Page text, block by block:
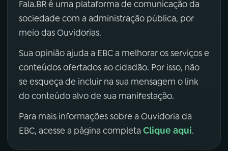
Fala.BR é uma plataforma de comunicação da
sociedade com a administração pública, por
meio das Ouvidorias.
Sua opinião ajuda a EBC a melhorar os serviços e
conteúdos ofertados ao cidadão. Por isso, não
se esqueça de incluir na sua mensagem o link
do conteúdo alvo de sua manifestação.
Para mais informações sobre a Ouvidoria da
EBC, acesse a página completa Clique aqui.